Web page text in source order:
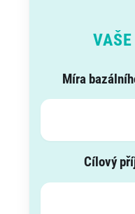
Míra
Cílový